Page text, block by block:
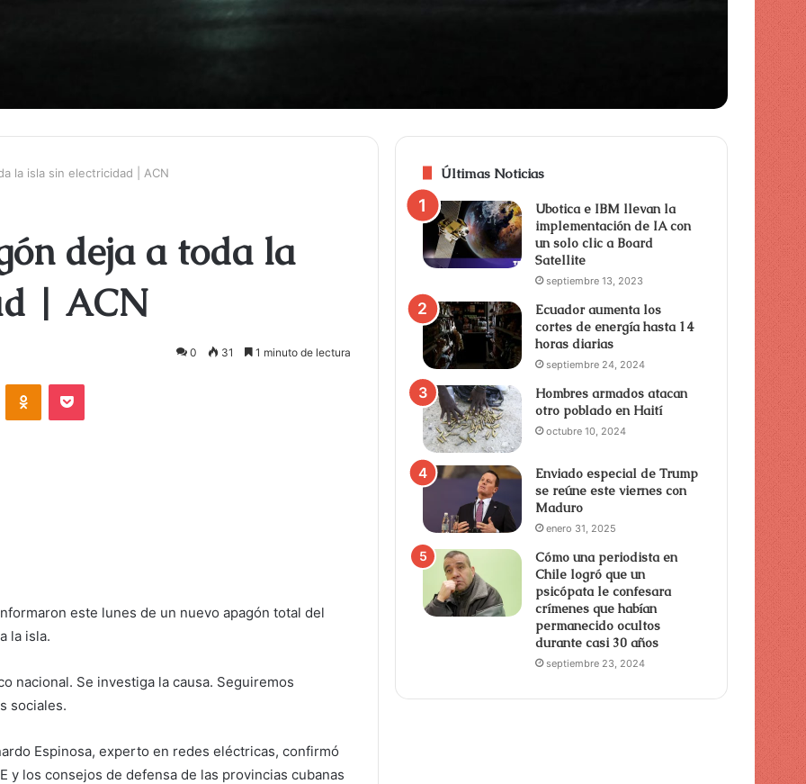
la isla sin electricidad | ACN
deja a toda la
| ACN
0 31 1 minuto de lectura
este lunes de un nuevo apagón total del
la isla.
nacional. Se investiga la causa. Seguiremos
sociales.
Espinosa, experto en redes eléctricas, confirmó
y los consejos de defensa de las provincias cubanas
Últimas Noticias
Ubotica e IBM llevan la
implementación de IA con
un solo clic a Board
Satellite
septiembre 13, 2023
Ecuador aumenta los
cortes de energía hasta 14
horas diarias
septiembre 24, 2024
Hombres armados atacan
otro poblado en Haití
octubre 10, 2024
Enviado especial de Trump
se reúne este viernes con
Maduro
enero 31, 2025
Cómo una periodista en
Chile logró que un
psicópata le confesara
crímenes que habían
permanecido ocultos
durante casi 30 años
septiembre 23, 2024